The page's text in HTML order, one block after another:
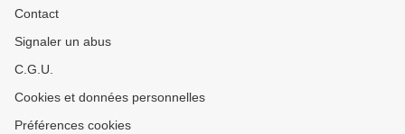
Contact
Signaler un abus
C.G.U.
Cookies et données personnelles
Préférences cookies